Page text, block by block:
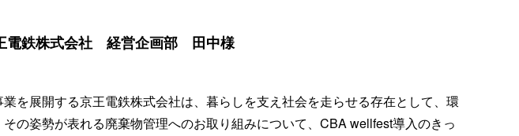
電鉄株式会社 経営企画部 田中様
を展開する京王電鉄株式会社は、暮らしを支え社会を走らせる存在として、環
の姿勢が表れる廃棄物管理へのお取り組みについて、CBA wellfest導入のきっ